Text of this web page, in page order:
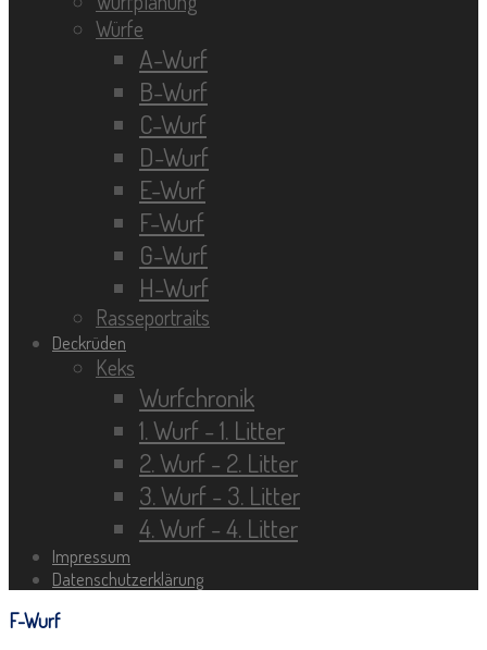
Würfe
A-Wurf
B-Wurf
C-Wurf
D-Wurf
E-Wurf
F-Wurf
G-Wurf
H-Wurf
Rasseportraits
Deckrüden
Keks
Wurfchronik
1. Wurf - 1. Litter
2. Wurf - 2. Litter
3. Wurf - 3. Litter
4. Wurf - 4. Litter
Impressum
Datenschutzerklärung
F-Wurf